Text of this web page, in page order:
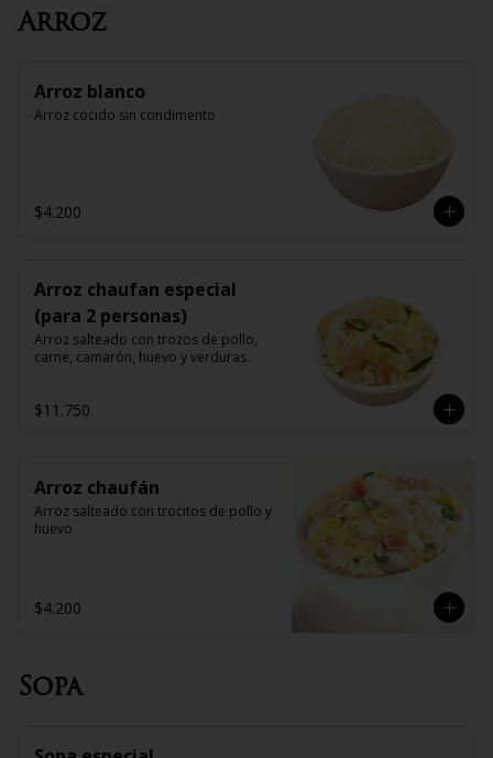
Arroz
Arroz blanco
Arroz cocido sin condimento
$4.200
Arroz chaufan especial
(para 2 personas)
Arroz salteado con trozos de pollo,
carne, camarón, huevo y verduras.
$11.750
Arroz chaufán
Arroz salteado con trocitos de pollo y
huevo
$4.200
Sopa